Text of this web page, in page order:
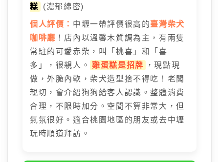
糕
(濃郁綿密)
個人評價： 中壢一帶評價很高的臺灣柴犬
咖啡廳 ！店內以溫馨木質調為主，有兩隻
常駐的可愛赤柴，叫「桃喜」和「喜
多」，很親人。
雞蛋糕是招牌
，現點現
做，外脆內軟，柴犬造型捨不得吃！老闆
親切，會介紹狗狗給客人認識。整體消費
合理，不限時加分。空間不算非常大，但
氣氛很好。適合桃園地區的朋友或去中壢
玩時順道拜訪。